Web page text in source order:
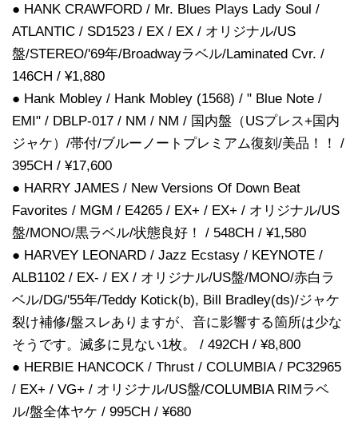
● HANK CRAWFORD / Mr. Blues Plays Lady Soul /
ATLANTIC / SD1523 / EX / EX / オリジナル/US
盤/STEREO/'69年/Broadwayラベル/Laminated Cvr. /
146CH / ¥1,880
● Hank Mobley / Hank Mobley (1568) / " Blue Note /
EMI" / DBLP-017 / NM / NM / 国内盤（USプレス+国内
ジャケ）/帯付/ブルーノートプレミアム復刻/美品！！ /
395CH / ¥17,600
● HARRY JAMES / New Versions Of Down Beat
Favorites / MGM / E4265 / EX+ / EX+ / オリジナル/US
盤/MONO/黒ラベル/状態良好！ / 548CH / ¥1,580
● HARVEY LEONARD / Jazz Ecstasy / KEYNOTE /
ALB1102 / EX- / EX / オリジナル/US盤/MONO/赤白ラ
ベル/DG/'55年/Teddy Kotick(b), Bill Bradley(ds)/ジャケ
裂け補修/盤スレありますが、音に影響する箇所は少な
そうです。滅多に見ない1枚。 / 492CH / ¥8,800
● HERBIE HANCOCK / Thrust / COLUMBIA / PC32965
/ EX+ / VG+ / オリジナル/US盤/COLUMBIA RIMラベ
ル/盤全体ヤケ / 995CH / ¥680